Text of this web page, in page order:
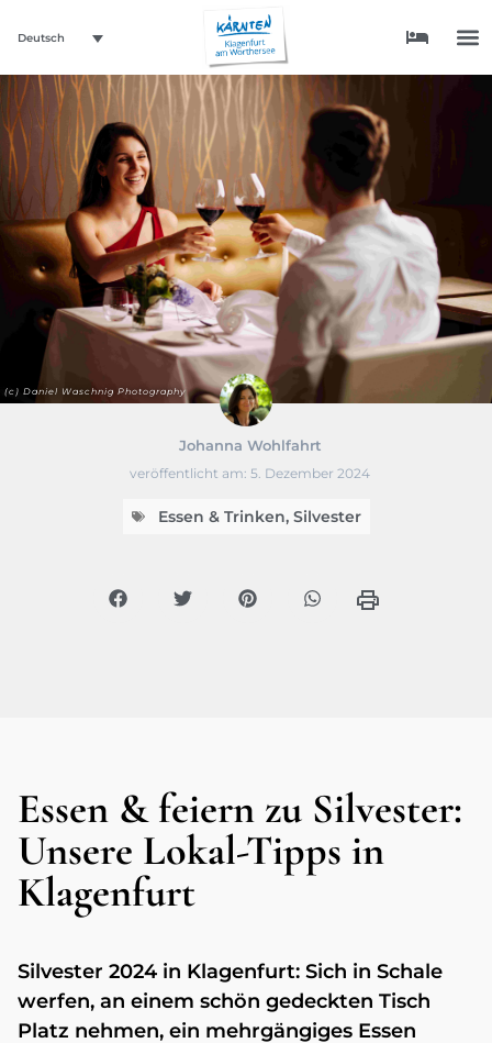
Deutsch
Johanna Wohlfahrt
veröffentlicht am: 5. Dezember 2024
Essen & Trinken, Silvester
(c) Daniel Waschnig Photography
Essen & feiern zu Silvester:
Unsere Lokal-Tipps in
Klagenfurt
Silvester 2024 in Klagenfurt: Sich in Schale
werfen, an einem schön gedeckten Tisch
Platz nehmen, ein mehrgängiges Essen